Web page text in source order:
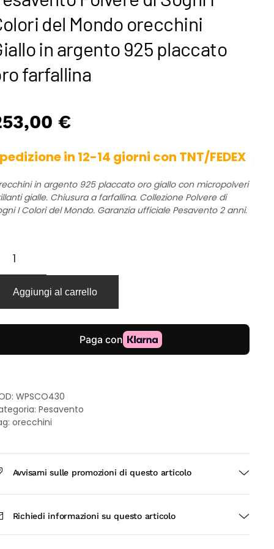
del Mondo orecchini
in argento 925 placcato
farfallina
€
in 12-14 giorni con TNT/FEDEX
in argento 925 placcato oro giallo con micropolveri
gialle. Chiusura a farfallina. Collezione Polvere di
I Colori del Mondo. Garanzia ufficiale Pesavento 2 anni.
Aggiungi al carrello
WPSCO430
Pesavento
orecchini
Avvisami sulle promozioni di questo articolo
Richiedi informazioni su questo articolo